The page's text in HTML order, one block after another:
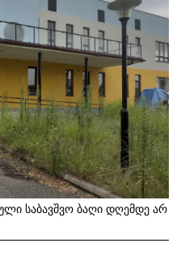
საბავშვო ბაღი დღემდე არ